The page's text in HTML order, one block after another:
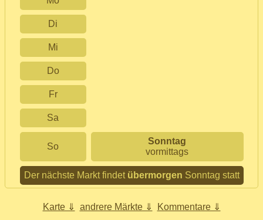
Di
Mi
Do
Fr
Sa
So
Sonntag
vormittags
Der nächste Markt findet übermorgen Sonntag statt
Karte ⇓ andrere Märkte ⇓ Kommentare ⇓